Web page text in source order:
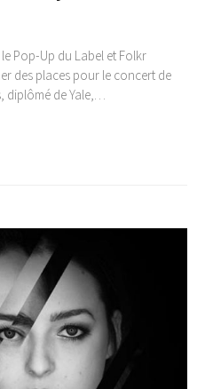
Pop-Up du Label et Folkr
des places pour le concert de
diplômé de Yale,…